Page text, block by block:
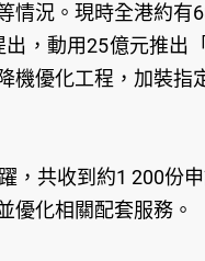
況。現時全港約有
，動用25億元推出
機優化工程，加裝指
，共收到約1 200份
優化相關配套服務。